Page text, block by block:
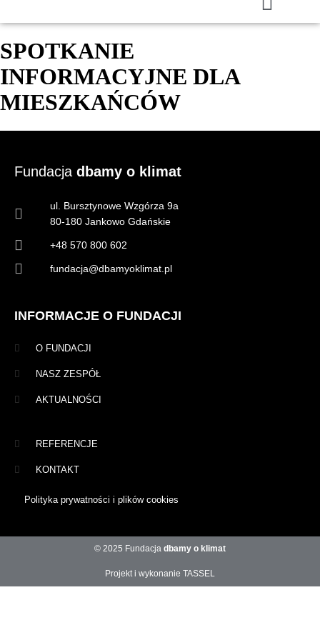
SPOTKANIE
INFORMACYJNE DLA
MIESZKAŃCÓW
Fundacja dbamy o klimat
ul. Bursztynowe Wzgórza 9a
80-180 Jankowo Gdańskie
+48 570 800 602
fundacja@dbamyoklimat.pl
INFORMACJE O FUNDACJI
O FUNDACJI
NASZ ZESPÓŁ
AKTUALNOŚCI
REFERENCJE
KONTAKT
Polityka prywatności i plików cookies
© 2025 Fundacja dbamy o klimat
Projekt i wykonanie TASSEL